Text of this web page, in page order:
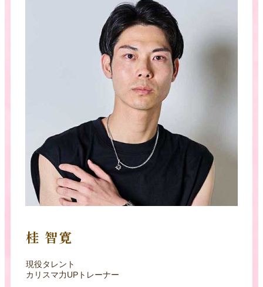
桂 智寛
現役タレント
カリスマ力UPトレーナー